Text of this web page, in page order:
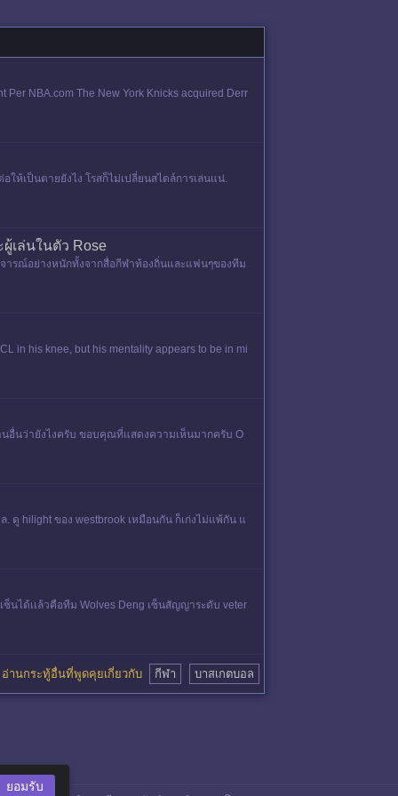
NBA.com The New York Knicks acquired Derr
ให้เป็นตายยังไง โรสก็ไม่เปลี่ยนสไตล์การเล่นแน่.
เล่นในตัว Rose
ารณ์อย่างหนักทั้งจากสื่อกีฬาท้องถิ่นและแฟนๆของทีม
in his knee, but his mentality appears to be in mi
นอื่นว่ายังไงครับ ขอบคุณที่แสดงความเห็นมากครับ O
ดู hilight ของ westbrook เหมือนกัน ก็เก่งไม่แพ้กัน แ
นได้เเล้วคือทีม Wolves Deng เซ็นสัญญาระดับ veter
อ่านกระทู้อื่นที่พูดคุยเกี่ยวกับ กีฬา บาสเกตบอล
ยอมรับ